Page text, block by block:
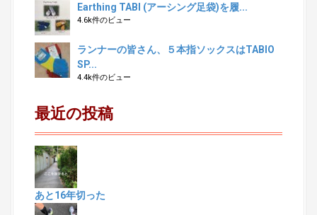
Earthing TABI (アーシング足袋)を履...
4.6k件のビュー
ランナーの皆さん、５本指ソックスはTABIO
SP...
4.4k件のビュー
最近の投稿
あと16年切った